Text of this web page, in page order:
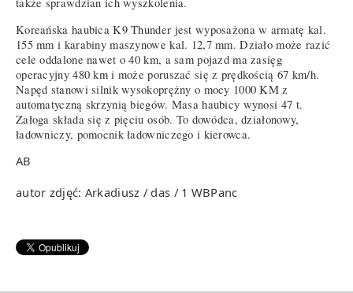
Koreańska haubica K9 Thunder jest wyposażona w armatę kal.
155 mm i karabiny maszynowe kal. 12,7 mm. Działo może razić
cele oddalone nawet o 40 km, a sam pojazd ma zasięg
operacyjny 480 km i może poruszać się z prędkością 67 km/h.
Napęd stanowi silnik wysokoprężny o mocy 1000 KM z
automatyczną skrzynią biegów. Masa haubicy wynosi 47 t.
Załoga składa się z pięciu osób. To dowódca, działonowy,
ładowniczy, pomocnik ładowniczego i kierowca.
AB
autor zdjęć: Arkadiusz / das / 1 WBPanc